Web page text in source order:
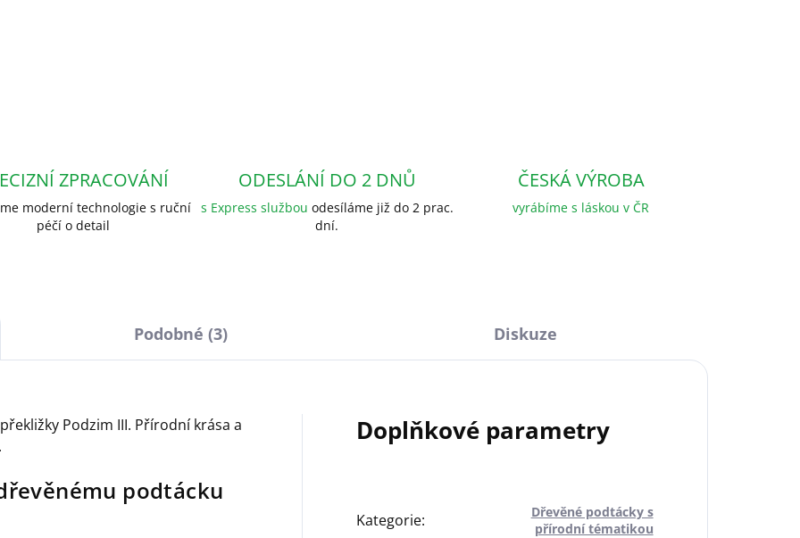
ZPRACOVÁNÍ
moderní technologie s ruční
péčí o detail
ODESLÁNÍ DO 2 DNŮ
s Express službou odesíláme již do 2 prac.
dní.
ČESKÁ VÝROBA
vyrábíme s láskou v ČR
Podobné (3) Diskuze
Podzim III. Přírodní krása a
podtácku
Doplňkové parametry
Kategorie:
Dřevěné podtácky s
přírodní tématikou